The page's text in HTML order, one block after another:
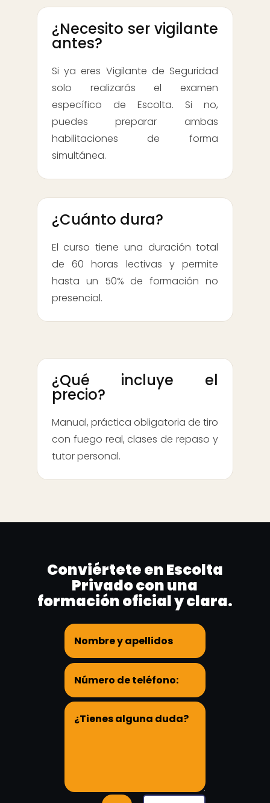
¿Necesito ser vigilante
antes?
Si ya eres Vigilante de Seguridad
solo realizarás el examen
específico de Escolta. Si no,
puedes preparar ambas
habilitaciones de forma
simultánea.
¿Cuánto dura?
El curso tiene una duración total
de 60 horas lectivas y permite
hasta un 50% de formación no
presencial.
¿Qué incluye el
precio?
Manual, práctica obligatoria de tiro
con fuego real, clases de repaso y
tutor personal.
Conviértete en Escolta
Privado con una
formación oficial y clara.